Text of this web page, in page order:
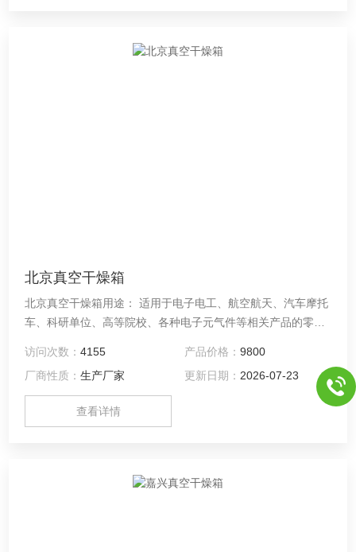
北京真空干燥箱
北京真空干燥箱用途： 适用于电子电工、航空航天、汽车摩托
车、科研单位、高等院校、各种电子元气件等相关产品的零部
验，检测其各性能指标。
访问次数：4155 产品价格： 9800
厂商性质：生产厂家 更新日期： 2026-07-23
查看详情